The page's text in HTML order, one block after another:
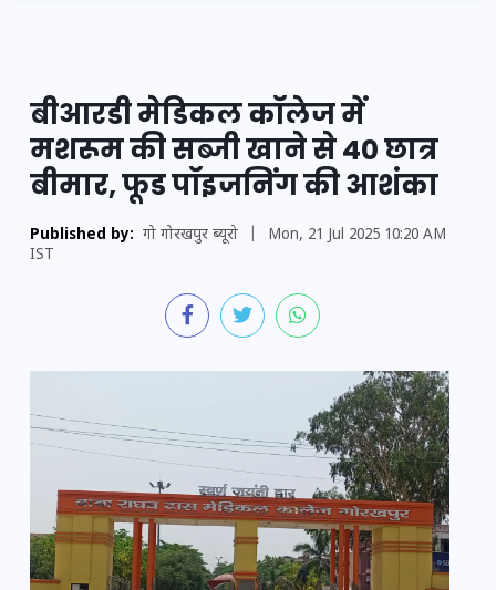
बीआरडी मेडिकल कॉलेज में
मशरूम की सब्जी खाने से 40 छात्र
बीमार, फूड पॉइजनिंग की आशंका
Published by: गो गोरखपुर ब्यूरो
Mon, 21 Jul 2025 10:20 AM
IST